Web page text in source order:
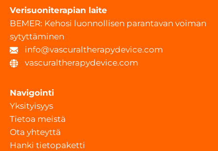
Verisuoniterapian laite
BEMER: Kehosi luonnollisen parantavan voiman
sytyttäminen
info@vascuraltherapydevice.com
vascuraltherapydevice.com
Navigointi
Yksityisyys
Tietoa meistä
Ota yhteyttä
Hanki tietopaketti